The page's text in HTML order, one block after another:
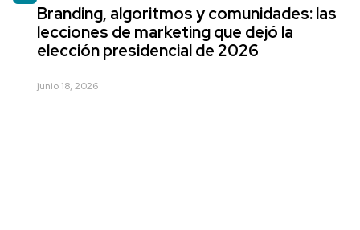
Branding, algoritmos y comunidades: las
lecciones de marketing que dejó la
elección presidencial de 2026
junio 18, 2026